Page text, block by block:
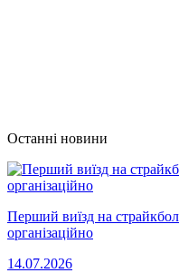
Останні новини
Перший виїзд на
організаційно
14.07.2026